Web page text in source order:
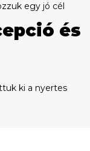
egy jó cél
és
ki a nyertes